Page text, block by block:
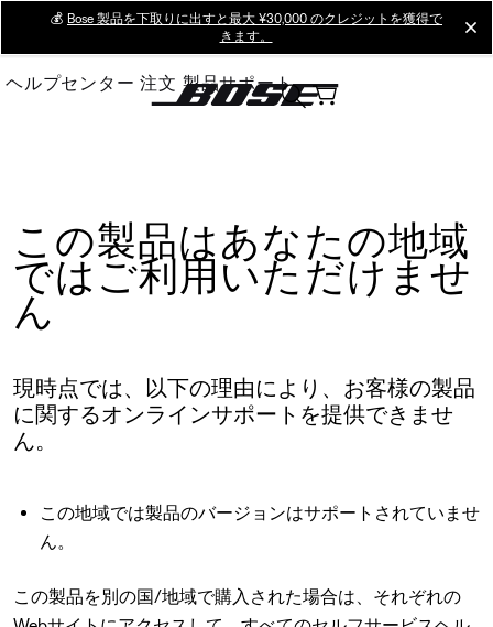
Main
💰 Bose 製品を下取りに出すと最大 ¥30,000 のクレジットを獲得で
きます。
ヘルプセンター 注文 製品サポート
この製品はあなたの地域
ではご利用いただけませ
ん
現時点では、以下の理由により、お客様の製品
に関するオンラインサポートを提供できませ
ん。
この地域では製品のバージョンはサポートされていませ
ん。
この製品を別の国/地域で購入された場合は、それぞれの